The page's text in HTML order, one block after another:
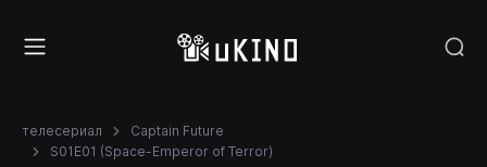
телесериал
Captain Future
S01E01 (Space-Emperor of Terror)